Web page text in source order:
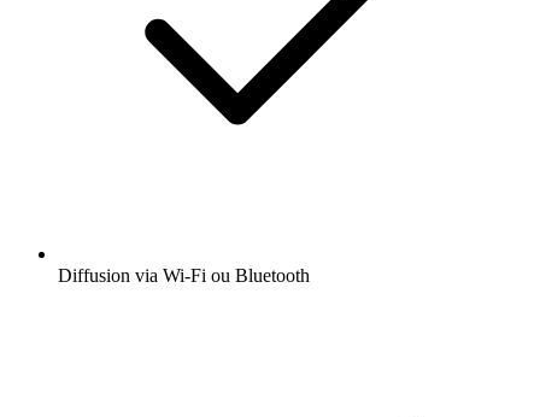
Diffusion via Wi-Fi ou Bluetooth